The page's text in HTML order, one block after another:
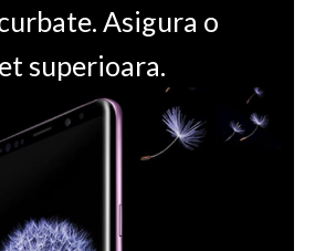
Asigura o
superioara.